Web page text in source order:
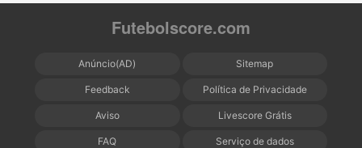
Futebolscore.com
Anúncio(AD) Sitemap
Feedback Política de Privacidade
Aviso Livescore Grátis
FAQ Serviço de dados